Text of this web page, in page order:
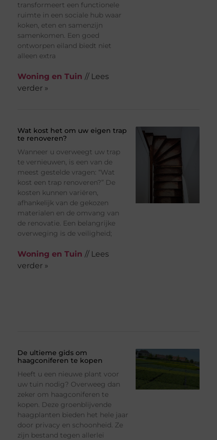
transformeert een functionele
ruimte in een sociale hub waar
koken, eten en samenzijn
samenkomen. Een goed
ontworpen eiland biedt niet
alleen extra
Woning en Tuin // Lees
verder »
Wat kost het om uw eigen trap
te renoveren?
Wanneer u overweegt uw trap
te vernieuwen, is een van de
meest gestelde vragen: “Wat
kost een trap renoveren?” De
kosten kunnen variëren,
afhankelijk van de gekozen
materialen en de omvang van
de renovatie. Een belangrijke
overweging is de veiligheid;
Woning en Tuin // Lees
verder »
De ultieme gids om
haagconiferen te kopen
Heeft u een nieuwe plant voor
uw tuin nodig? Overweeg dan
zeker om haagconiferen te
kopen. Deze groenblijvende
haagplanten bieden het hele jaar
door privacy en schoonheid. Ze
zijn bestand tegen allerlei